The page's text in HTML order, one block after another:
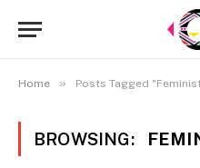
Home » Posts Tagged
BROWSING: